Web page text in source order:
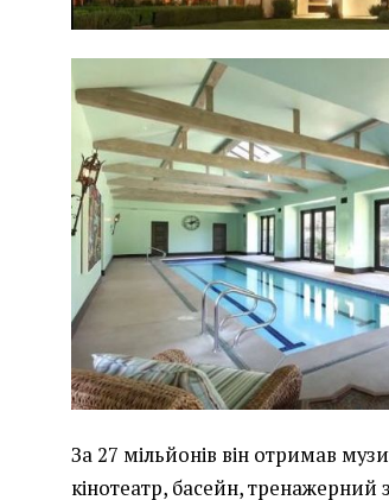
За 27 мільйонів він отримав
кінотеатр, басейн, тренажерний